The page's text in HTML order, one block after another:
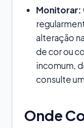
Monitorar:
alteração
de cor ou
incomum,
consulte
Onde